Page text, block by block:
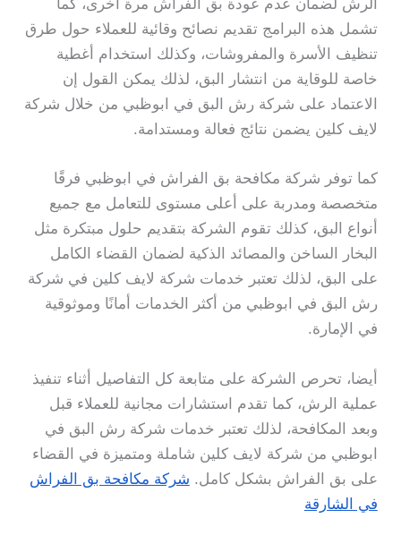
الرش لضمان عدم عودة بق الفراش مرة أخرى، كما
تشمل هذه البرامج تقديم نصائح وقائية للعملاء حول طرق
تنظيف الأسرة والمفروشات، وكذلك استخدام أغطية
خاصة للوقاية من انتشار البق، لذلك يمكن القول إن
الاعتماد على شركة رش البق في ابوظبي من خلال شركة
لايف كلين يضمن نتائج فعالة ومستدامة.
كما توفر شركة مكافحة بق الفراش في ابوظبي فرقًا
متخصصة ومدربة على أعلى مستوى للتعامل مع جميع
أنواع البق، كذلك تقوم الشركة بتقديم حلول مبتكرة مثل
البخار الساخن والمصائد الذكية لضمان القضاء الكامل
على البق، لذلك تعتبر خدمات شركة لايف كلين في شركة
رش البق في ابوظبي من أكثر الخدمات أمانًا وموثوقية
في الإمارة.
أيضا، تحرص الشركة على متابعة كل التفاصيل أثناء تنفيذ
عملية الرش، كما تقدم استشارات مجانية للعملاء قبل
وبعد المكافحة، لذلك تعتبر خدمات شركة رش البق في
ابوظبي من شركة لايف كلين شاملة ومتميزة في القضاء
على بق الفراش بشكل كامل. شركة مكافحة بق الفراش
في الشارقة